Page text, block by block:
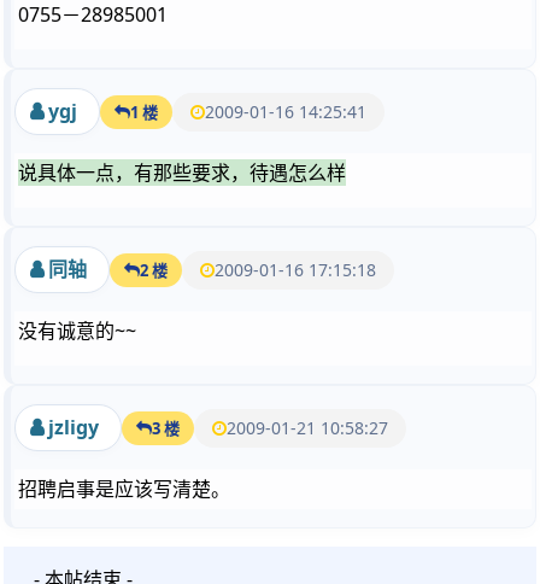
0755－28985001
ygj 1 楼 2009-01-16 14:25:41
说具体一点，有那些要求，待遇怎么样
同轴 2 楼 2009-01-16 17:15:18
没有诚意的~~
jzligy 3 楼 2009-01-21 10:58:27
招聘启事是应该写清楚。